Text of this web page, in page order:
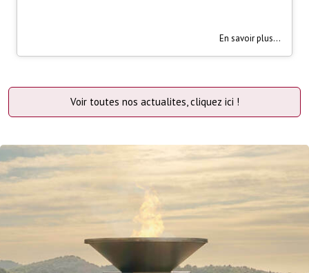
En savoir plus...
Voir toutes nos actualites, cliquez ici !